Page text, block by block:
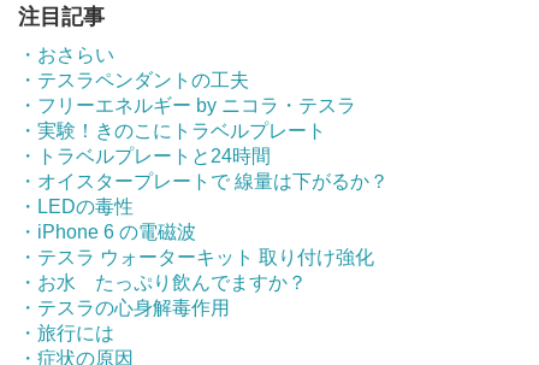
注目記事
・おさらい
・テスラペンダントの工夫
・フリーエネルギー by ニコラ・テスラ
・実験！きのこにトラベルプレート
・トラベルプレートと24時間
・オイスタープレートで 線量は下がるか？
・LEDの毒性
・iPhone 6 の電磁波
・テスラ ウォーターキット 取り付け強化
・お水 たっぷり飲んでますか？
・テスラの心身解毒作用
・旅行には
・症状の原因